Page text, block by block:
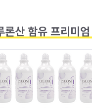
론산 함유 프리미